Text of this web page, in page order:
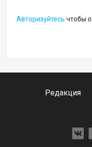
Авторизуйтесь чтобы
Редакция